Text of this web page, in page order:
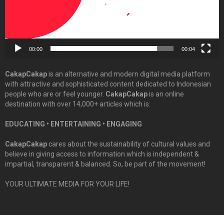
00:00 00:04
CakapCakapis an alternative and modern digital media platform
with attractive and sophisticated content dedicated to Indonesian
people who are or feel younger. CakapCakapis an online
destination with over 14,000+ articles which is:
EDUCATING • ENTERTAINING • ENGAGING
CakapCakap cares about the sustainability of cultural values and
believe in giving access to information which is independent &
impartial, transparent & balanced. So, be part of the movement!
YOUR ULTIMATE MEDIA FOR YOUR LIFE!